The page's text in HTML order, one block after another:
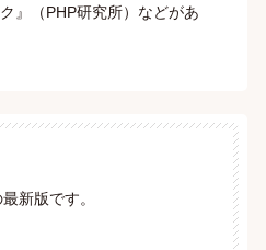
』（PHP研究所）などがあ
新版です。